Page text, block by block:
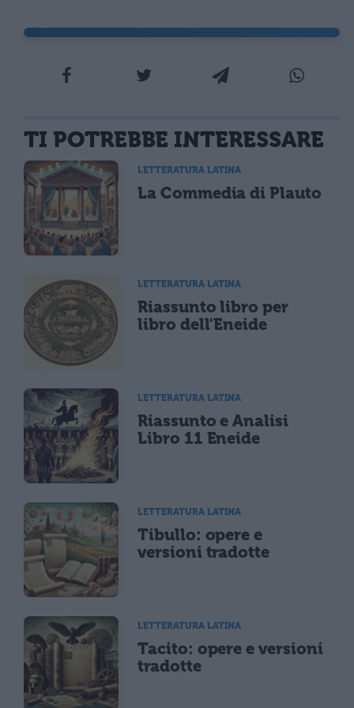
TI POTREBBE INTERESSARE
LETTERATURA LATINA
La Commedia di Plauto
LETTERATURA LATINA
Riassunto libro per
libro dell'Eneide
LETTERATURA LATINA
Riassunto e Analisi
Libro 11 Eneide
LETTERATURA LATINA
Tibullo: opere e
versioni tradotte
LETTERATURA LATINA
Tacito: opere e versioni
tradotte